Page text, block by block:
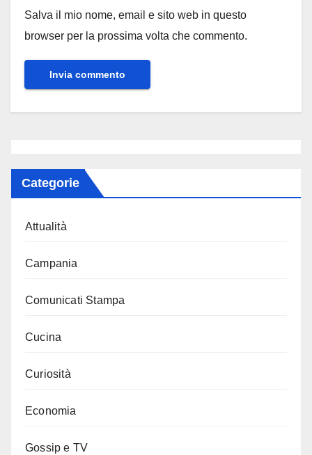
Salva il mio nome, email e sito web in questo
browser per la prossima volta che commento.
Categorie
Attualità
Campania
Comunicati Stampa
Cucina
Curiosità
Economia
Gossip e TV